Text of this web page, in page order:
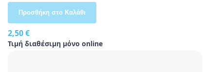
2,50 €
Τιμή διαθέσιμη μόνο online
Προσθήκη στο Καλάθι